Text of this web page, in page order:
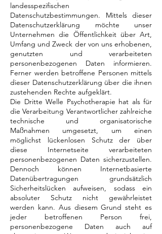
landesspezifischen
Datenschutzbestimmungen. Mittels dieser
Datenschutzerklärung möchte unser
Unternehmen die Öffentlichkeit über Art,
Umfang und Zweck der von uns erhobenen,
genutzten und verarbeiteten
personenbezogenen Daten informieren.
Ferner werden betroffene Personen mittels
dieser Datenschutzerklärung über die ihnen
zustehenden Rechte aufgeklärt.
Die Dritte Welle Psychotherapie hat als für
die Verarbeitung Verantwortlicher zahlreiche
technische und organisatorische
Maßnahmen umgesetzt, um einen
möglichst lückenlosen Schutz der über
diese Internetseite verarbeiteten
personenbezogenen Daten sicherzustellen.
Dennoch können Internetbasierte
Datenübertragungen grundsätzlich
Sicherheitslücken aufweisen, sodass ein
absoluter Schutz nicht gewährleistet
werden kann. Aus diesem Grund steht es
jeder betroffenen Person frei,
personenbezogene Daten auch auf